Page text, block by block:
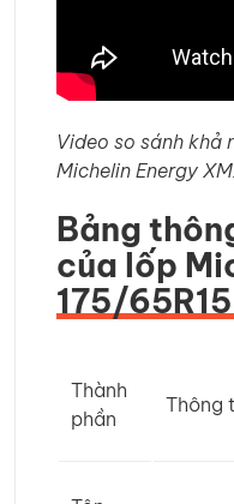
Video so sánh khả
Michelin Energy
Bảng
của lốp
175/
Thành
phần
Thông